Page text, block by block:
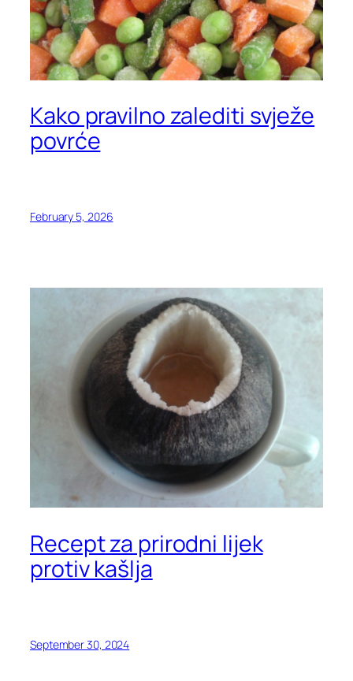
Kako pravilno zalediti svježe
povrće
February 5, 2026
Recept za prirodni lijek
protiv kašlja
September 30, 2024